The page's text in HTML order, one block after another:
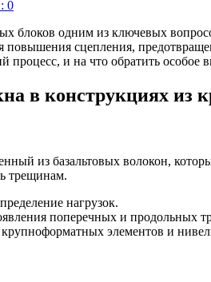
0
блоков одним из ключевых
повышения сцепления,
процесс, и на что обратить особое
в конструкциях из
из базальтовых волокон,
трещинам.
нагрузок.
поперечных и продольных
элементов и